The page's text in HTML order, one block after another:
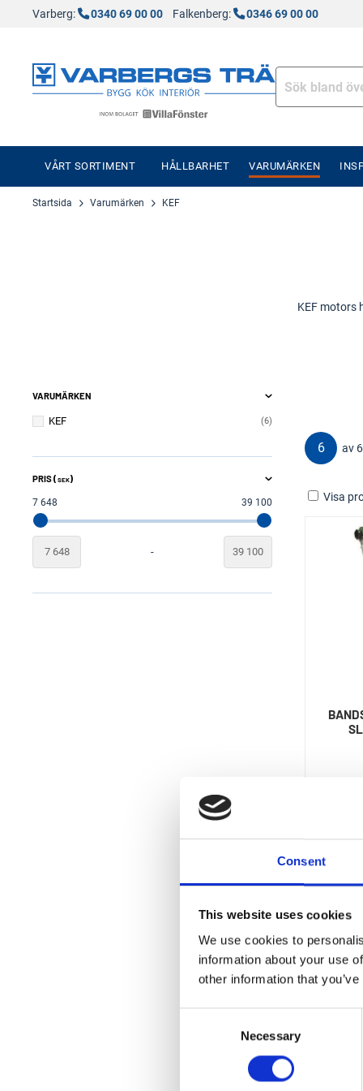
Consent
This website uses cookies
We use cookies to
information about your use
other information that
Necessary
Varberg: 0340 69 00 00 Falkenberg: 0346 69 00 00
VÅRT SORTIMENT HÅLLBARHET VARUMÄRKEN
Startsida Varumärken KEF
KEF motors
VARUMÄRKEN
6
KEF
PRIS ( SEK)
7 648 39 100
-
6 av
Visa